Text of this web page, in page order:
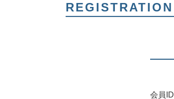
REGISTRATION
会員ID